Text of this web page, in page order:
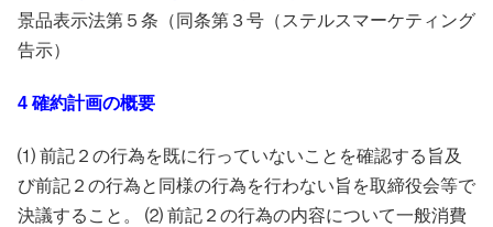
景品表示法第５条（同条第３号（ステルスマーケティング
告示）
4 確約計画の概要
⑴ 前記２の行為を既に行っていないことを確認する旨及
び前記２の行為と同様の行為を行わない旨を取締役会等で
決議すること。 ⑵ 前記２の行為の内容について一般消費